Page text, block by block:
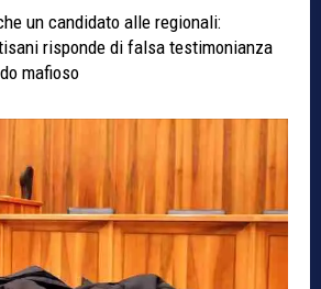
un candidato alle regionali:
risponde di falsa testimonianza
mafioso